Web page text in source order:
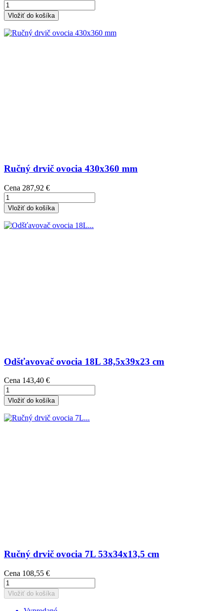
Vložiť do košíka
Ručný drvič ovocia 430x360 mm
Cena 287,92 €
Vložiť do košíka
Odšťavovač ovocia 18L 38,5x39x23 cm
Cena 143,40 €
Vložiť do košíka
Ručný drvič ovocia 7L 53x34x13,5 cm
Cena 108,55 €
Vložiť do košíka